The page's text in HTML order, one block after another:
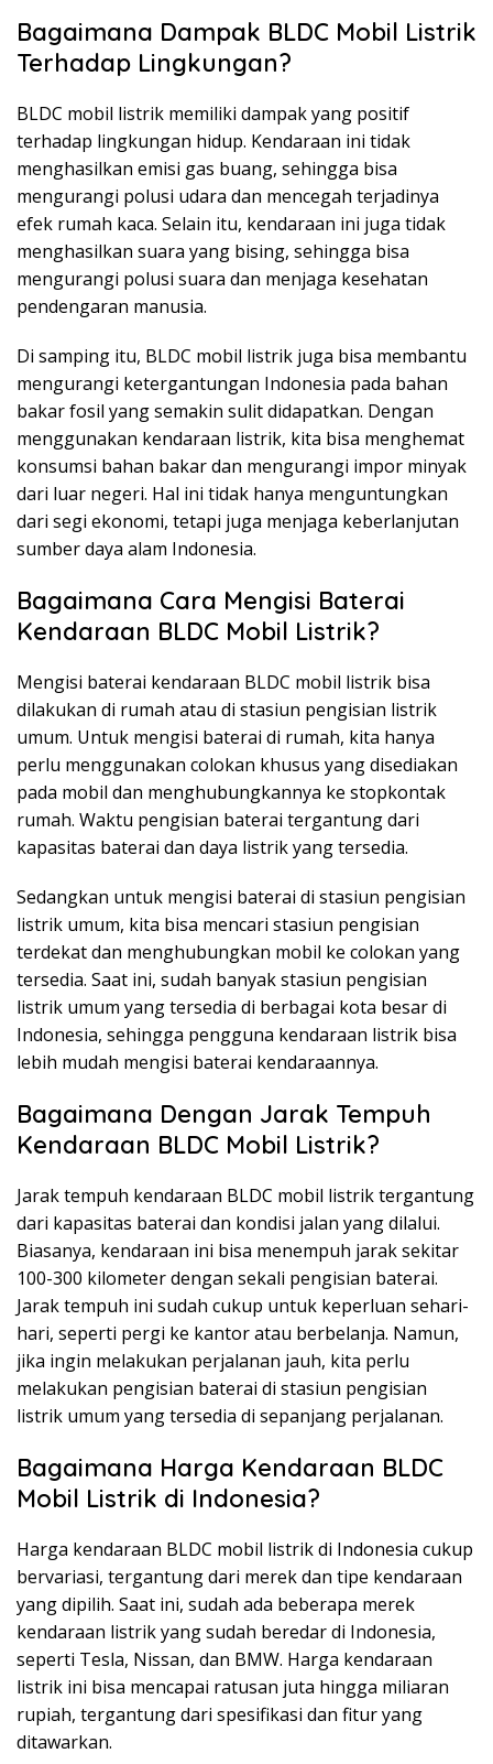
Bagaimana Dampak BLDC Mobil Listrik
Terhadap Lingkungan?
BLDC mobil listrik memiliki dampak yang positif
terhadap lingkungan hidup. Kendaraan ini tidak
menghasilkan emisi gas buang, sehingga bisa
mengurangi polusi udara dan mencegah terjadinya
efek rumah kaca. Selain itu, kendaraan ini juga tidak
menghasilkan suara yang bising, sehingga bisa
mengurangi polusi suara dan menjaga kesehatan
pendengaran manusia.
Di samping itu, BLDC mobil listrik juga bisa membantu
mengurangi ketergantungan Indonesia pada bahan
bakar fosil yang semakin sulit didapatkan. Dengan
menggunakan kendaraan listrik, kita bisa menghemat
konsumsi bahan bakar dan mengurangi impor minyak
dari luar negeri. Hal ini tidak hanya menguntungkan
dari segi ekonomi, tetapi juga menjaga keberlanjutan
sumber daya alam Indonesia.
Bagaimana Cara Mengisi Baterai
Kendaraan BLDC Mobil Listrik?
Mengisi baterai kendaraan BLDC mobil listrik bisa
dilakukan di rumah atau di stasiun pengisian listrik
umum. Untuk mengisi baterai di rumah, kita hanya
perlu menggunakan colokan khusus yang disediakan
pada mobil dan menghubungkannya ke stopkontak
rumah. Waktu pengisian baterai tergantung dari
kapasitas baterai dan daya listrik yang tersedia.
Sedangkan untuk mengisi baterai di stasiun pengisian
listrik umum, kita bisa mencari stasiun pengisian
terdekat dan menghubungkan mobil ke colokan yang
tersedia. Saat ini, sudah banyak stasiun pengisian
listrik umum yang tersedia di berbagai kota besar di
Indonesia, sehingga pengguna kendaraan listrik bisa
lebih mudah mengisi baterai kendaraannya.
Bagaimana Dengan Jarak Tempuh
Kendaraan BLDC Mobil Listrik?
Jarak tempuh kendaraan BLDC mobil listrik tergantung
dari kapasitas baterai dan kondisi jalan yang dilalui.
Biasanya, kendaraan ini bisa menempuh jarak sekitar
100-300 kilometer dengan sekali pengisian baterai.
Jarak tempuh ini sudah cukup untuk keperluan sehari-
hari, seperti pergi ke kantor atau berbelanja. Namun,
jika ingin melakukan perjalanan jauh, kita perlu
melakukan pengisian baterai di stasiun pengisian
listrik umum yang tersedia di sepanjang perjalanan.
Bagaimana Harga Kendaraan BLDC
Mobil Listrik di Indonesia?
Harga kendaraan BLDC mobil listrik di Indonesia cukup
bervariasi, tergantung dari merek dan tipe kendaraan
yang dipilih. Saat ini, sudah ada beberapa merek
kendaraan listrik yang sudah beredar di Indonesia,
seperti Tesla, Nissan, dan BMW. Harga kendaraan
listrik ini bisa mencapai ratusan juta hingga miliaran
rupiah, tergantung dari spesifikasi dan fitur yang
ditawarkan.